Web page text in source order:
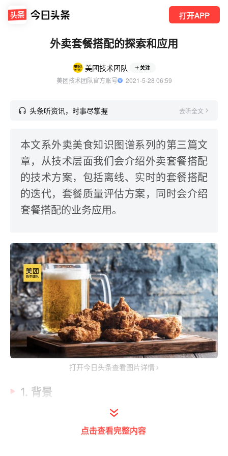
打开APP
外卖套餐搭配的探索和应用
美团技术团队 关注
美团技术团队官方账号
  2021-5-28 06:59
头条听资讯，时事尽掌握 去听全文
本文系外卖美食知识图谱系列的第三篇文
章，从技术层面我们会介绍外卖套餐搭配
的技术方案，包括离线、实时的套餐搭配
的迭代，套餐质量评估方案，同时会介绍
套餐搭配的业务应用。
打开今日头条查看图片详情
1. 背景
让用户更方便快捷地选购到满意的外卖商品，
是美团外卖一直在努力的方向。本文主要介绍
点击查看完整内容